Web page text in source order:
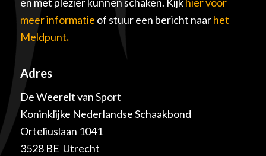
meer informatie of stuur een bericht naarhet
Meldpunt.
Adres
De Weerelt van Sport
Koninklijke Nederlandse Schaakbond
Orteliuslaan 1041
3528 BE Utrecht